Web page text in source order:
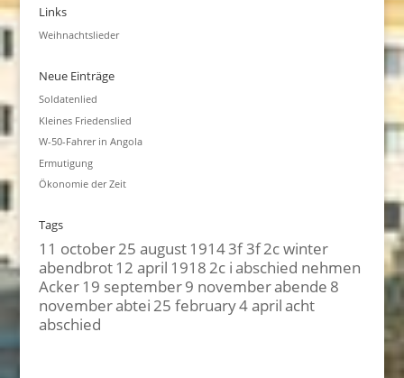
Links
Weihnachtslieder
Neue Einträge
Soldatenlied
Kleines Friedenslied
W-50-Fahrer in Angola
Ermutigung
Ökonomie der Zeit
Tags
11 october25 august19143f 3f2c winter
abendbrot12 april 19182c iabschied nehmen
Acker19 september9 novemberabende 8
novemberabtei25 february4 aprilacht
abschied